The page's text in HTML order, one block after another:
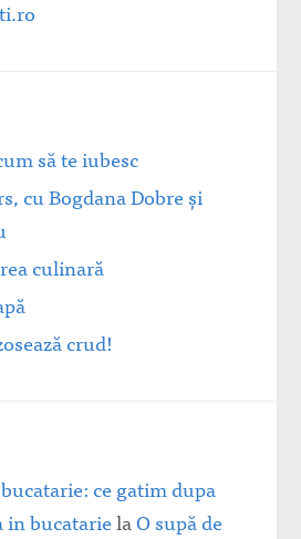
să te iubesc
cu Bogdana Dobre și
culinară
crud!
ce gatim dupa
in bucatarielaO supă de